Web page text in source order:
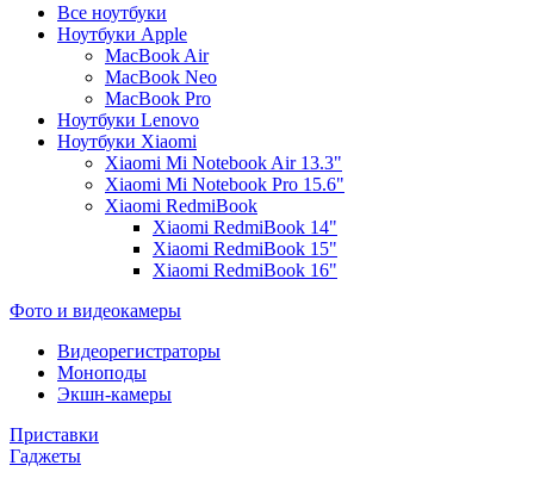
Все ноутбуки
Ноутбуки Apple
MacBook Air
MacBook Neo
MacBook Pro
Ноутбуки Lenovo
Ноутбуки Xiaomi
Xiaomi Mi Notebook Air 13.3"
Xiaomi Mi Notebook Pro 15.6"
Xiaomi RedmiBook
Xiaomi RedmiBook 14"
Xiaomi RedmiBook 15"
Xiaomi RedmiBook 16"
Фото и видеокамеры
Видеорегистраторы
Моноподы
Экшн-камеры
Приставки
Гаджеты